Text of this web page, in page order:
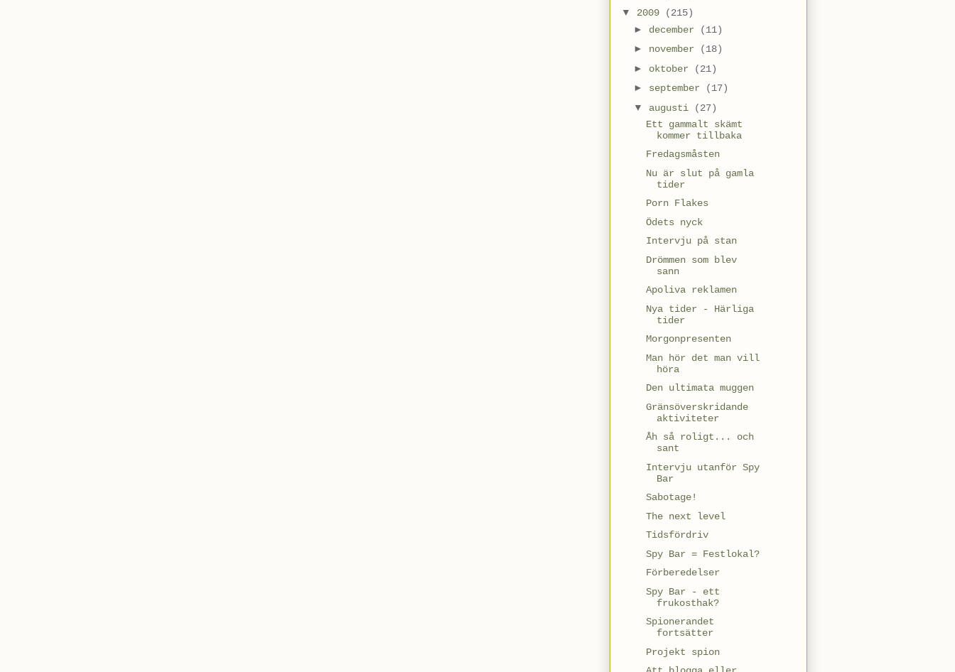
▼ 2009
(215)
► december
(11)
► november
(18)
► oktober
(21)
► september
(17)
▼ augusti
(27)
Ett gammalt skämt
kommer tillbaka
Fredagsmåsten
Nu är slut på gamla
tider
Porn Flakes
Ödets nyck
Intervju på stan
Drömmen som blev
sann
Apoliva reklamen
Nya tider - Härliga
tider
Morgonpresenten
Man hör det man vill
höra
Den ultimata muggen
Gränsöverskridande
aktiviteter
Åh så roligt... och
sant
Intervju utanför Spy
Bar
Sabotage!
The next level
Tidsfördriv
Spy Bar = Festlokal?
Förberedelser
Spy Bar - ett
frukosthak?
Spionerandet
fortsätter
Projekt spion